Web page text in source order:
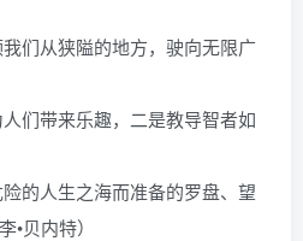
们从狭隘的地方，驶向无限广
们带来乐趣，二是教导智者如
的人生之海而准备的罗盘、望
•贝内特）